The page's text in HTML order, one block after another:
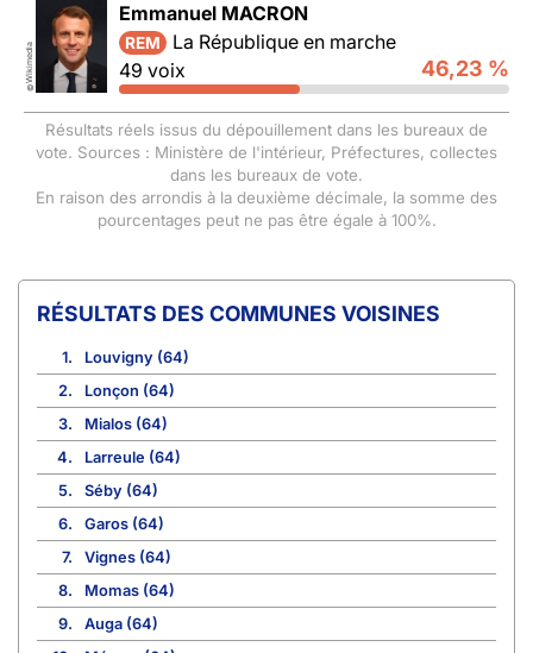
©
Wikimedia
Emmanuel MACRON
REM
La République en marche
49 voix
46,23 %
Résultats réels issus du dépouillement dans les bureaux de
vote. Sources : Ministère de l'intérieur, Préfectures, collectes
dans les bureaux de vote.
En raison des arrondis à la deuxième décimale, la somme des
pourcentages peut ne pas être égale à 100%.
COMMUNES VOISINES
1.
Louvigny (64)
2.
Lonçon (64)
3.
Mialos (64)
4.
Larreule (64)
5.
Séby (64)
6.
Garos (64)
7.
Vignes (64)
8.
Momas (64)
9.
Auga (64)